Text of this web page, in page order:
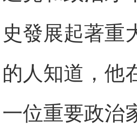
史發展起著重
的人知道，他
一位重要政治